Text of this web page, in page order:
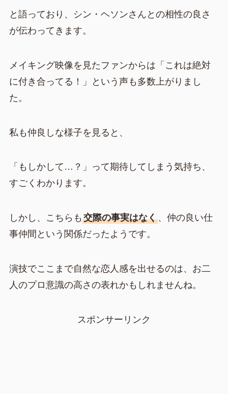
と語っており、シン・ヘソンさんとの相性の良さ
が伝わってきます。
メイキング映像を見たファンからは「これは絶対
に付き合ってる！」という声も多数上がりまし
た。
私も仲良しな様子を見ると、
「もしかして…？」って期待してしまう気持ち、
すごくわかります。
しかし、こちらも 交際の事実はなく、仲の良い仕
事仲間という関係だったようです。
演技でここまで自然な恋人感を出せるのは、お二
人のプロ意識の高さの表れかもしれませんね。
スポンサーリンク